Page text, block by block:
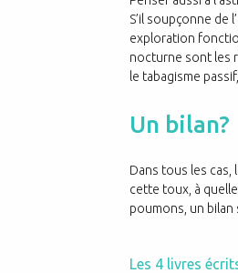
S’il soupçonne de
exploration
nocturne sont les
le tabagisme
Un bilan?
Dans tous les
cette toux, à
poumons, un
Les 4 livres